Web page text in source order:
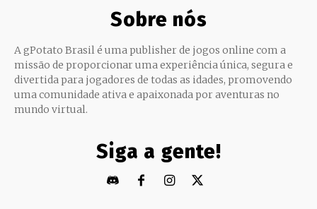
Sobre nós
A gPotato Brasil é uma publisher de jogos online com a
missão de proporcionar uma experiência única, segura e
divertida para jogadores de todas as idades, promovendo
uma comunidade ativa e apaixonada por aventuras no
mundo virtual.
Siga a gente!